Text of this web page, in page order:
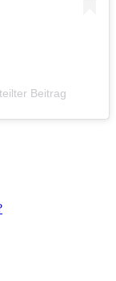
Beitrag